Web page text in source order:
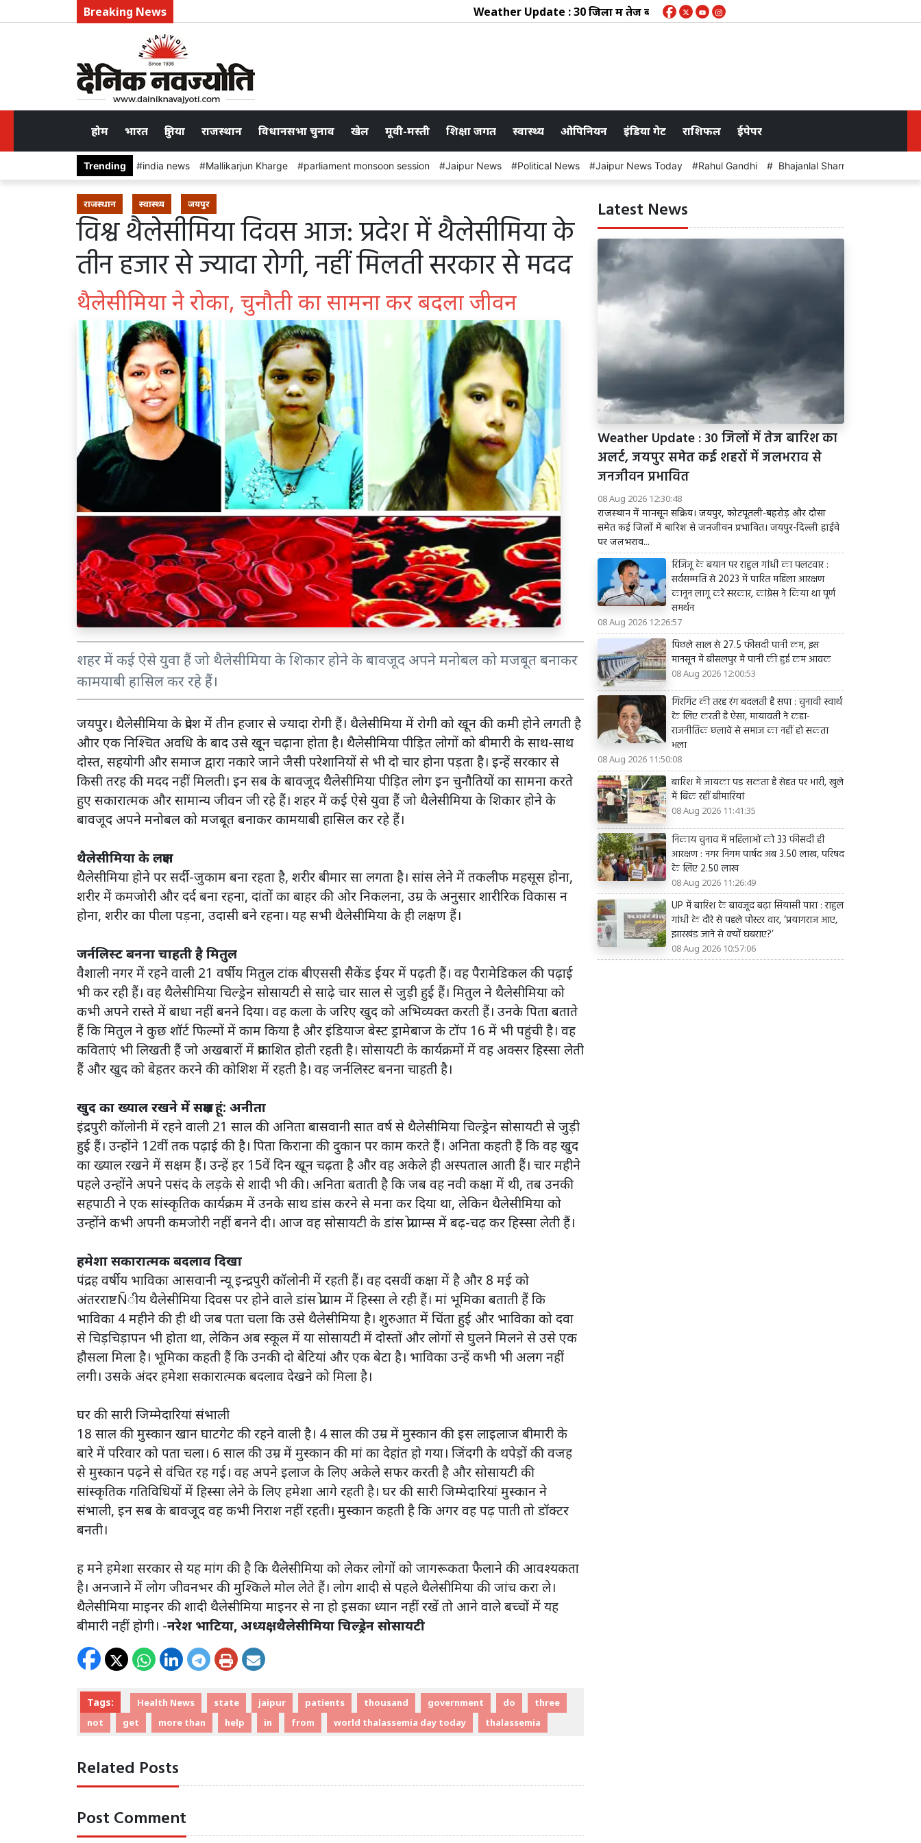
Breaking News Weather Update : 30 जिलों में तेज बारिश का अलर्ट, जयपुर समेत कई शहरों में जलभराव से जनजीवन
होम भारत दुनिया राजस्थान विधानसभा चुनाव खेल मूवी-मस्ती शिक्षा जगत स्वास्थ्य ओपिनियन इंडिया गेट राशिफल ईपेपर
Trending india news Mallikarjun Kharge parliament monsoon session Jaipur News Political News Jaipur News Today Rahul Gandhi Bhajanlal Sharma
राजस्थान स्वास्थ्य जयपुर
विश्व थैलेसीमिया दिवस आज: प्रदेश में थैलेसीमिया के
तीन हजार से ज्यादा रोगी, नहीं मिलती सरकार से मदद
थैलेसीमिया ने रोका, चुनौती का सामना कर बदला जीवन
शहर में कई ऐसे युवा हैं जो थैलेसीमिया के शिकार होने के बावजूद अपने मनोबल को मजबूत बनाकर
कामयाबी हासिल कर रहे हैं।
जयपुर। थैलेसीमिया के प्रदेश में तीन हजार से ज्यादा रोगी हैं। थैलेसीमिया में रोगी को खून की कमी होने लगती है
औार एक निश्चित अवधि के बाद उसे खून चढ़ाना होता है। थैलेसीमिया पीड़ित लोगों को बीमारी के साथ-साथ
दोस्त, सहयोगी और समाज द्वारा नकारे जाने जैसी परेशानियों से भी दो चार होना पड़ता है। इन्हें सरकार से
किसी तरह की मदद नहीं मिलती। इन सब के बावजूद थैलेसीमिया पीड़ित लोग इन चुनौतियों का सामना करते
हुए सकारात्मक और सामान्य जीवन जी रहे हैं। शहर में कई ऐसे युवा हैं जो थैलेसीमिया के शिकार होने के
बावजूद अपने मनोबल को मजबूत बनाकर कामयाबी हासिल कर रहे हैं।
थैलेसीमिया के लक्षण
थैलेसीमिया होने पर सर्दी-जुकाम बना रहता है, शरीर बीमार सा लगता है। सांस लेने में तकलीफ महसूस होना,
शरीर में कमजोरी और दर्द बना रहना, दांतों का बाहर की ओर निकलना, उम्र के अनुसार शारीरिक विकास न
होना, शरीर का पीला पड़ना, उदासी बने रहना। यह सभी थैलेसीमिया के ही लक्षण हैं।
जर्नलिस्ट बनना चाहती है मितुल
वैशाली नगर में रहने वाली 21 वर्षीय मितुल टांक बीएससी सैकेंड ईयर में पढ़ती हैं। वह पैरामेडिकल की पढ़ाई
भी कर रही हैं। वह थैलेसीमिया चिल्ड्रेन सोसायटी से साढ़े चार साल से जुड़ी हुई हैं। मितुल ने थैलेसीमिया को
कभी अपने रास्ते में बाधा नहीं बनने दिया। वह कला के जरिए खुद को अभिव्यक्त करती हैं। उनके पिता बताते
हैं कि मितुल ने कुछ शॉर्ट फिल्मों में काम किया है और इंडियाज बेस्ट ड्रामेबाज के टॉप 16 में भी पहुंची है। वह
कविताएं भी लिखती हैं जो अखबारों में प्रकाशित होती रहती है। सोसायटी के कार्यक्रमों में वह अक्सर हिस्सा लेती
हैं और खुद को बेहतर करने की कोशिश में रहती है। वह जर्नलिस्ट बनना चाहती है।
खुद का ख्याल रखने में सक्षम हूं: अनीता
इंद्रपुरी कॉलोनी में रहने वाली 21 साल की अनिता बासवानी सात वर्ष से थैलेसीमिया चिल्ड्रेन सोसायटी से जुड़ी
हुई हैं। उन्होंने 12वीं तक पढ़ाई की है। पिता किराना की दुकान पर काम करते हैं। अनिता कहती हैं कि वह खुद
का ख्याल रखने में सक्षम हैं। उन्हें हर 15वें दिन खून चढ़ता है और वह अकेले ही अस्पताल आती हैं। चार महीने
पहले उन्होंने अपने पसंद के लड़के से शादी भी की। अनिता बताती है कि जब वह नवी कक्षा में थी, तब उनकी
सहपाठी ने एक सांस्कृतिक कार्यक्रम में उनके साथ डांस करने से मना कर दिया था, लेकिन थैलेसीमिया को
उन्होंने कभी अपनी कमजोरी नहीं बनने दी। आज वह सोसायटी के डांस प्रोग्राम्स में बढ़-चढ़ कर हिस्सा लेती हैं।
हमेशा सकारात्मक बदलाव दिखा
पंद्रह वर्षीय भाविका आसवानी न्यू इन्द्रपुरी कॉलोनी में रहती हैं। वह दसवीं कक्षा में है और 8 मई को
अंतरराष्टÑीय थैलेसीमिया दिवस पर होने वाले डांस प्रोग्राम में हिस्सा ले रही हैं। मां भूमिका बताती हैं कि
भाविका 4 महीने की ही थी जब पता चला कि उसे थैलेसीमिया है। शुरुआत में चिंता हुई और भाविका को दवा
से चिड़चिड़ापन भी होता था, लेकिन अब स्कूल में या सोसायटी में दोस्तों और लोगों से घुलने मिलने से उसे एक
हौसला मिला है। भूमिका कहती हैं कि उनकी दो बेटियां और एक बेटा है। भाविका उन्हें कभी भी अलग नहीं
लगी। उसके अंदर हमेशा सकारात्मक बदलाव देखने को मिला है।
घर की सारी जिम्मेदारियां संभाली
18 साल की मुस्कान खान घाटगेट की रहने वाली है। 4 साल की उम्र में मुस्कान की इस लाइलाज बीमारी के
बारे में परिवार को पता चला। 6 साल की उम्र में मुस्कान की मां का देहांत हो गया। जिंदगी के थपेड़ों की वजह
से मुस्कान पढ़ने से वंचित रह गई। वह अपने इलाज के लिए अकेले सफर करती है और सोसायटी की
सांस्कृतिक गतिविधियों में हिस्सा लेने के लिए हमेशा आगे रहती है। घर की सारी जिम्मेदारियां मुस्कान ने
संभाली, इन सब के बावजूद वह कभी निराश नहीं रहती। मुस्कान कहती है कि अगर वह पढ़ पाती तो डॉक्टर
बनती।
ह मने हमेशा सरकार से यह मांग की है कि थैलेसीमिया को लेकर लोगों को जागरूकता फैलाने की आवश्यकता
है। अनजाने में लोग जीवनभर की मुश्किले मोल लेते हैं। लोग शादी से पहले थैलेसीमिया की जांच करा ले।
थैलेसीमिया माइनर की शादी थैलेसीमिया माइनर से ना हो इसका ध्यान नहीं रखें तो आने वाले बच्चों में यह
बीमारी नहीं होगी। -नरेश भाटिया, अध्यक्ष , थैलेसीमिया चिल्ड्रेन सोसायटी
Tags: Health News state jaipur patients thousand government do
three
not
get more than help in from world thalassemia day today thalassemia
Related Posts
Post Comment
Latest News
Weather Update : 30 जिलों में तेज बारिश का
अलर्ट, जयपुर समेत कई शहरों में जलभराव से
जनजीवन प्रभावित
08 Aug 2026 12:30:48
राजस्थान में मानसून सक्रिय। जयपुर, कोटपूतली-बहरोड़ और दौसा
समेत कई जिलों में बारिश से जनजीवन प्रभावित। जयपुर-दिल्ली हाईवे
पर जलभराव...
रिजिजू के बयान पर राहुल गांधी का पलटवार :
सर्वसम्मति से 2023 में पारित महिला आरक्षण
कानून लागू करे सरकार, कांग्रेस ने किया था पूर्ण
समर्थन
08 Aug 2026 12:26:57
पिछले साल से 27.5 फीसदी पानी कम, इस
मानसून में बीसलपुर में पानी की हुई कम आवक
08 Aug 2026 12:00:53
गिरगिट की तरह रंग बदलती है सपा : चुनावी स्वार्थ
के लिए करती है ऐसा, मायावती ने कहा-
राजनीतिक छलावे से समाज का नहीं हो सकता
भला
08 Aug 2026 11:50:08
बारिश में जायका पड़ सकता है सेहत पर भारी, खुले
में बिक रहीं बीमारियां
08 Aug 2026 11:41:35
निकाय चुनाव में महिलाओं को 33 फीसदी ही
आरक्षण : नगर निगम पार्षद अब 3.50 लाख, परिषद
के लिए 2.50 लाख
08 Aug 2026 11:26:49
UP में बारिश के बावजूद बढ़ा सियासी पारा : राहुल
गांधी के दौरे से पहले पोस्टर वार, ‘प्रयागराज आए,
झारखंड जाने से क्यों घबराए?’
08 Aug 2026 10:57:06